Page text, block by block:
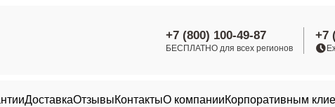
+7 (800) 100-49-87
БЕСПЛАТНО для всех регионов
+7
ДоставкаОтзывыКонтактыО компанииКорпоративным